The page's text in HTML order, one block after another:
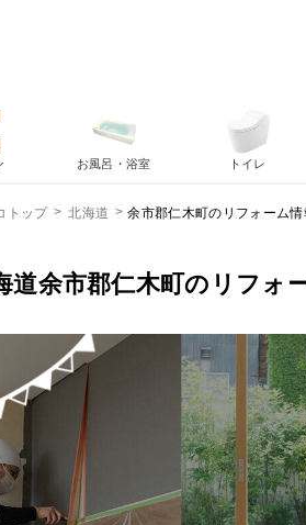
トップ 北海道 余市郡仁木町のリフォーム情
道余市郡仁木町のリフォ
お風呂・浴室 トイレ